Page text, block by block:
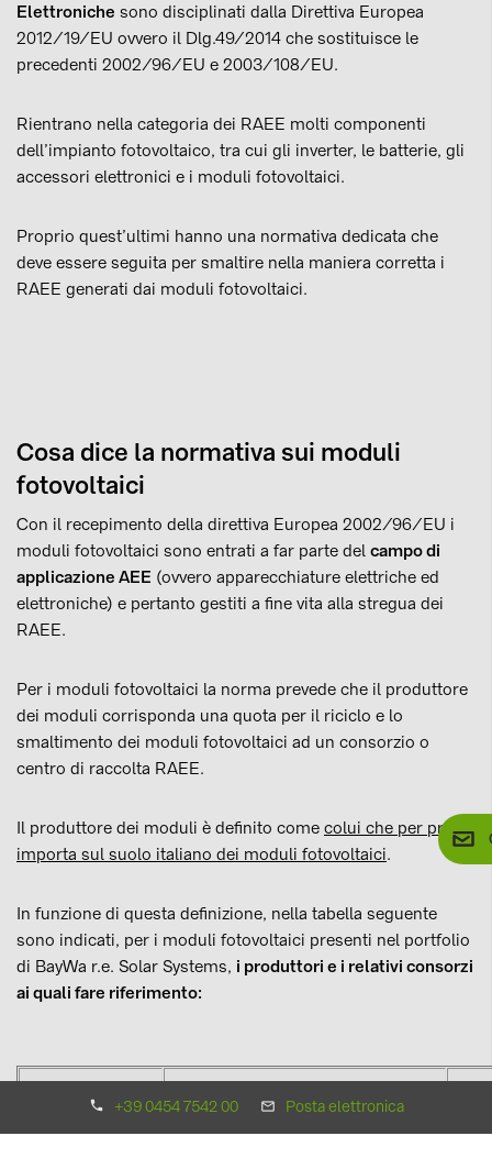
+39 0454 7542 00 Posta elettronica
Elettroniche sono disciplinati dalla Direttiva Europea
2012/19/EU ovvero il Dlg.49/2014 che sostituisce le
precedenti 2002/96/EU e 2003/108/EU.
Rientrano nella categoria dei RAEE molti componenti
dell’impianto fotovoltaico, tra cui gli inverter, le batterie, gli
accessori elettronici e i moduli fotovoltaici.
Proprio quest’ultimi hanno una normativa dedicata che
deve essere seguita per smaltire nella maniera corretta i
RAEE generati dai moduli fotovoltaici.
Cosa dice la normativa sui moduli
fotovoltaici
Con il recepimento della direttiva Europea 2002/96/EU i
moduli fotovoltaici sono entrati a far parte del campo di
applicazione AEE (ovvero apparecchiature elettriche ed
elettroniche) e pertanto gestiti a fine vita alla stregua dei
RAEE.
Per i moduli fotovoltaici la norma prevede che il produttore
dei moduli corrisponda una quota per il riciclo e lo
smaltimento dei moduli fotovoltaici ad un consorzio o
centro di raccolta RAEE.
Il produttore dei moduli è definito come colui che per primo
importa sul suolo italiano dei moduli fotovoltaici.
In funzione di questa definizione, nella tabella seguente
sono indicati, per i moduli fotovoltaici presenti nel portfolio
di BayWa r.e. Solar Systems, i produttori e i relativi consorzi
ai quali fare riferimento:
Hyundai BayWa r.e. Solar Systems S.r.l.